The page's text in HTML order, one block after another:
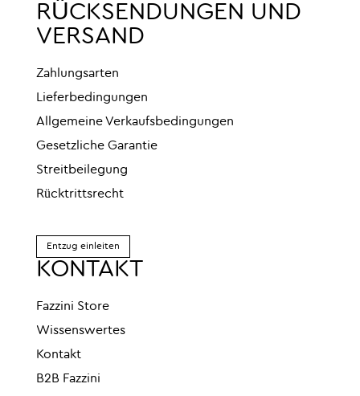
RÜCKSENDUNGEN UND
VERSAND
Zahlungsarten
Lieferbedingungen
Allgemeine Verkaufsbedingungen
Gesetzliche Garantie
Streitbeilegung
Rücktrittsrecht
Entzug einleiten
KONTAKT
Fazzini Store
Wissenswertes
Kontakt
B2B Fazzini